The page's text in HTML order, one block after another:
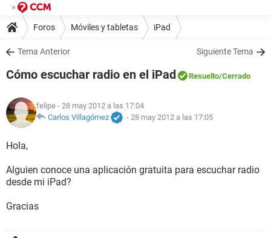
Foros Móviles y tabletas iPad
Tema Anterior Siguiente Tema
Cómo escuchar radio en el iPad Resuelto/Cerrado
felipe - 28 may 2012 a las 17:04
Carlos Villagómez
- 28 may 2012 a las 17:05
Hola,
Alguien conoce una aplicación gratuita para escuchar radio
desde mi iPad?
Gracias